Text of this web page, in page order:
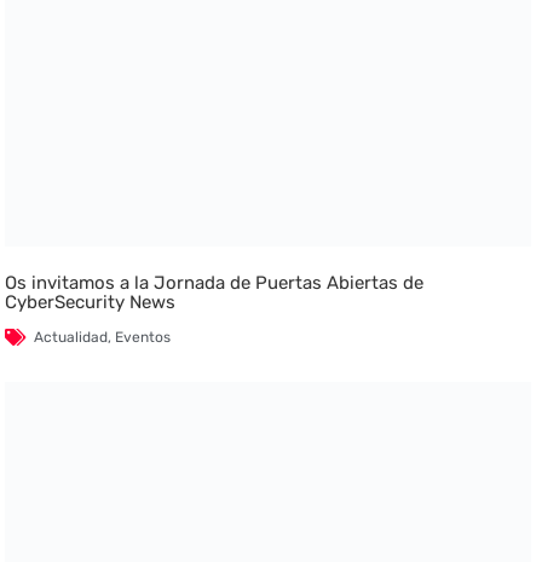
Os invitamos a la Jornada de Puertas Abiertas de
CyberSecurity News
Actualidad, Eventos